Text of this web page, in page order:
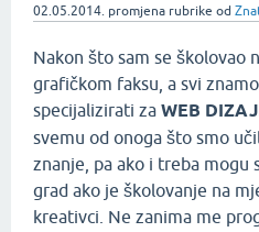
02.05.2014. promjena rubrike od
Nakon što sam se školovao
grafičkom faksu, a svi
specijalizirati za WEB
svemu od onoga što smo
znanje, pa ako i treba mogu
grad ako je školovanje na
kreativci. Ne zanima me